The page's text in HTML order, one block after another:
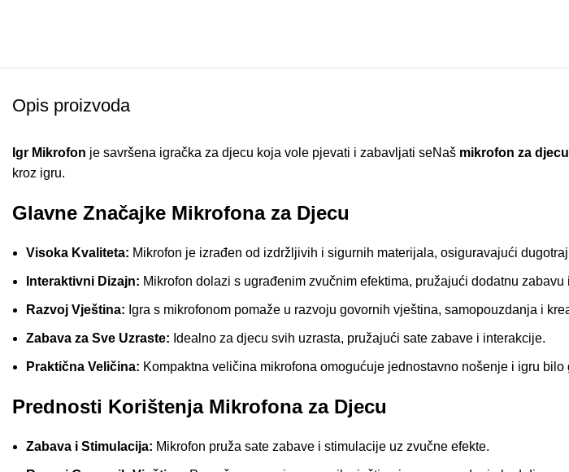
Opis proizvoda
Igr Mikrofon je savršena igračka za djecu koja vole pjevati i zabavljati seNaš mikrofon za djecu
kroz igru.
Glavne Značajke Mikrofona za Djecu
Visoka Kvaliteta: Mikrofon je izrađen od izdržljivih i sigurnih materijala, osiguravajući
Interaktivni Dizajn: Mikrofon dolazi s ugrađenim zvučnim efektima, pružajući dodatnu
Razvoj Vještina: Igra s mikrofonom pomaže u razvoju govornih vještina, samopouzdanja i
Zabava za Sve Uzraste: Idealno za djecu svih uzrasta, pružajući sate zabave i interakcije.
Praktična Veličina: Kompaktna veličina mikrofona omogućuje jednostavno nošenje i igru bilo
Prednosti Korištenja Mikrofona za Djecu
Zabava i Stimulacija: Mikrofon pruža sate zabave i stimulacije uz zvučne efekte.